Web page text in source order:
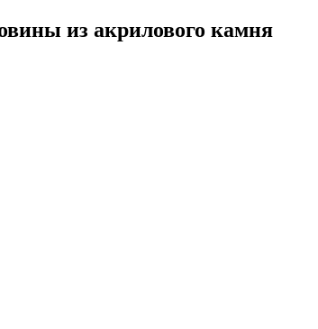
из акрилового камня